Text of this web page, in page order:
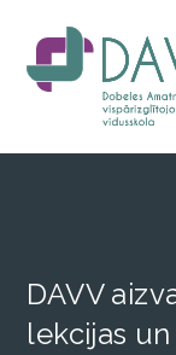
DAVV
lekcijas